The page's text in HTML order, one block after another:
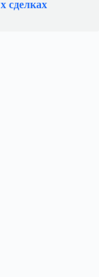
сделках